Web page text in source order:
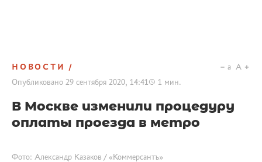
НОВОСТИ
Опубликовано 29 сентября 2020, 14:41 1 мин.
a A
В Москве изменили процедуру
оплаты проезда в метро
Фото: Александр Казаков / «Коммерсантъ»